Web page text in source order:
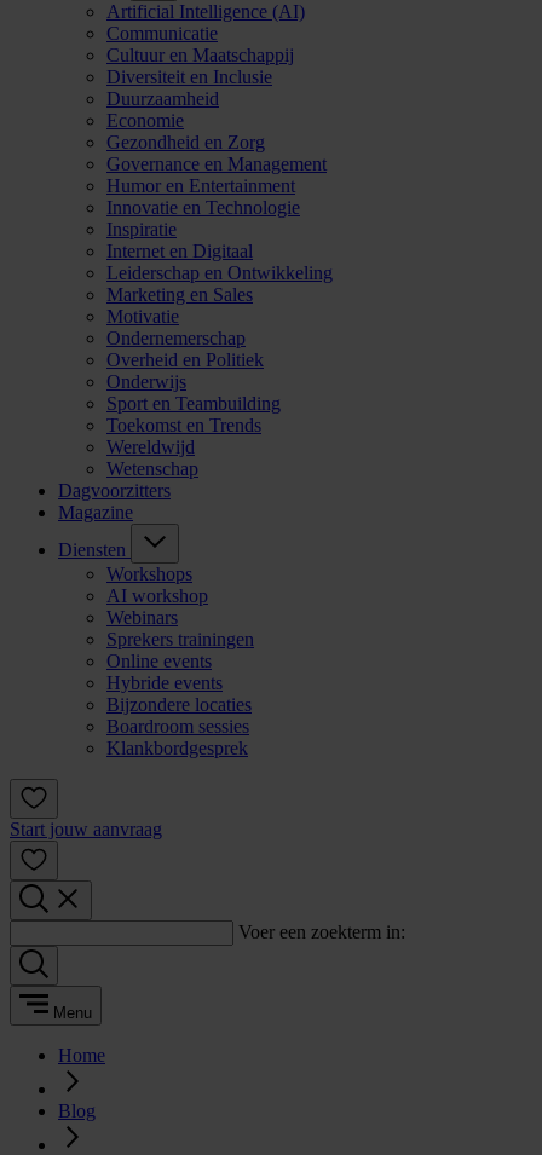
Artificial Intelligence (AI)
Communicatie
Cultuur en Maatschappij
Diversiteit en Inclusie
Duurzaamheid
Economie
Gezondheid en Zorg
Governance en Management
Humor en Entertainment
Innovatie en Technologie
Inspiratie
Internet en Digitaal
Leiderschap en Ontwikkeling
Marketing en Sales
Motivatie
Ondernemerschap
Overheid en Politiek
Onderwijs
Sport en Teambuilding
Toekomst en Trends
Wereldwijd
Wetenschap
Dagvoorzitters
Magazine
Diensten
Workshops
AI workshop
Webinars
Sprekers trainingen
Online events
Hybride events
Bijzondere locaties
Boardroom sessies
Klankbordgesprek
Start jouw aanvraag
Voer een zoekterm in:
Menu
Home
Blog